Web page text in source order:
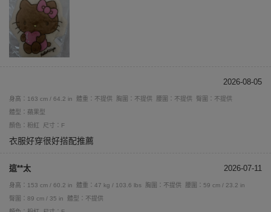
2026-08-05
身高：163 cm / 64.2 in 體重：不提供 胸圍：不提供 腰圍：不提供
臀圍：不提供
體型：蘋果型
顏色：粉紅
尺寸：F
衣服好穿很好搭配推薦
這**太 2026-07-11
身高：153 cm / 60.2 in 體重：47 kg / 103.6 lbs 胸圍：不提供
腰圍：59 cm / 23.2 in
臀圍：89 cm / 35 in
體型：不提供